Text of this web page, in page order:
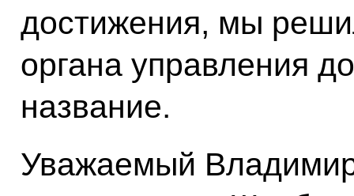
достижения, мы
органа управления
название.
Уважаемый